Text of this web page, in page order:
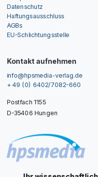
Datenschutz
Haftungsausschluss
AGBs
EU-Schlichtungsstelle
Kontakt aufnehmen
info@hpsmedia-verlag.de
+ 49 (0) 6402/7082-660
Postfach 1155
D-35406 Hungen